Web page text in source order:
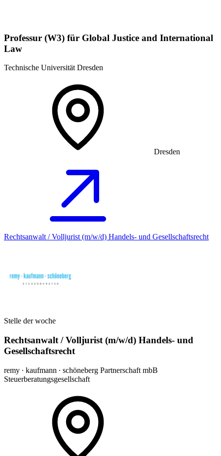
Professur (W3) für Global Justice and International
Law
Technische Universität Dresden
Dresden
Rechtsanwalt / Volljurist (m/w/d) Handels- und Gesellschaftsrecht
Stelle der woche
Rechtsanwalt / Volljurist (m/w/d) Handels- und
Gesellschaftsrecht
remy ∙ kaufmann ∙ schöneberg Partnerschaft mbB
Steuerberatungsgesellschaft